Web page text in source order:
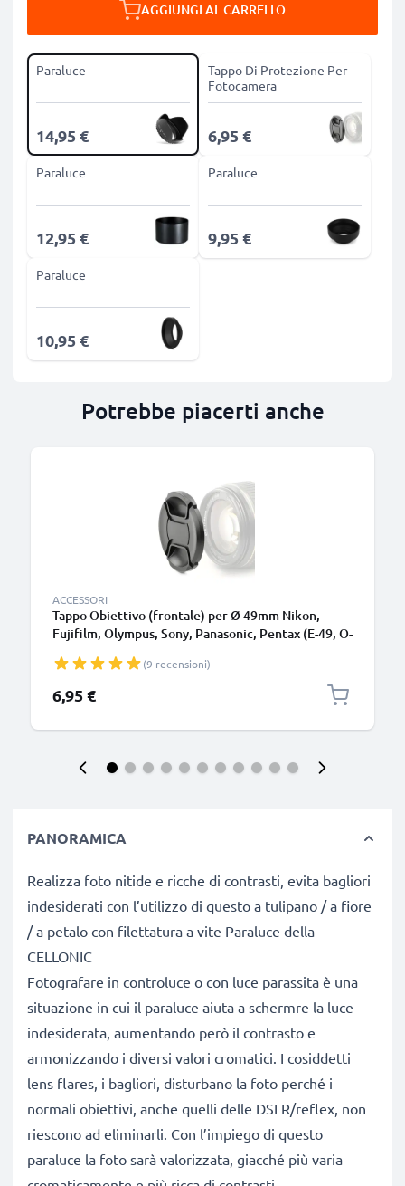
AGGIUNGI AL CARRELLO
Paraluce
14,95 €
Tappo Di Protezione Per
Fotocamera
6,95 €
Paraluce
12,95 €
Paraluce
9,95 €
Paraluce
10,95 €
Potrebbe piacerti anche
ACCESSORI
Tappo Obiettivo (frontale) per Ø 49mm Nikon,
Fujifilm, Olympus, Sony, Panasonic, Pentax (E-49, O-
Coperchio Copertura Cover Cap
(9 recensioni)
6,95 €
PANORAMICA
Realizza foto nitide e ricche di contrasti, evita bagliori
indesiderati con l’utilizzo di questo a tulipano / a fiore
/ a petalo con filettatura a vite Paraluce della
CELLONIC
Fotografare in controluce o con luce parassita è una
situazione in cui il paraluce aiuta a schermre la luce
indesiderata, aumentando però il contrasto e
armonizzando i diversi valori cromatici. I cosiddetti
lens flares, i bagliori, disturbano la foto perché i
normali obiettivi, anche quelli delle DSLR/reflex, non
riescono ad eliminarli. Con l’impiego di questo
paraluce la foto sarà valorizzata, giacché più varia